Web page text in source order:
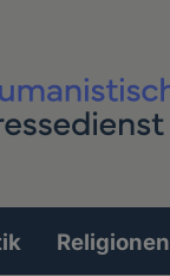
Religionen